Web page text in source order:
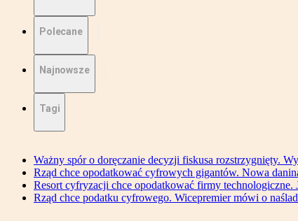
Polecane
Najnowsze
Tagi
Ważny spór o doręczanie decyzji fiskusa rozstrzygnięty.
Rząd chce opodatkować cyfrowych gigantów. Nowa
Resort cyfryzacji chce opodatkować firmy technologiczne.
Rząd chce podatku cyfrowego. Wicepremier mówi o